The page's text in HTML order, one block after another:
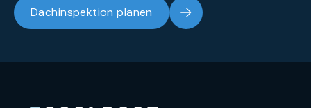
Dachinspektion planen